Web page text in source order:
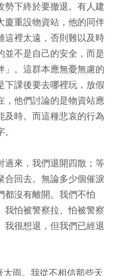
勢下終於要撤退。有人建
廈重設物資站，他的同伴
這裡太遠，否則難以及時
並不是自己的安全，而是
」。這群本應無憂無慮的
下課後要去哪裡玩，放假
，他們討論的是物資站應
及時。而這種悲哀的行為
過來，我們退開四散；等
合回去。無論多少個催淚
都沒有離開。我們不怕
我怕被警察拉、怕被警察
我很想退，但我們已經退
雨。我從不相信那些天